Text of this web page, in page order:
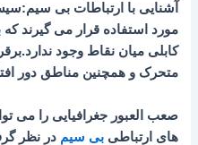
آشنایی با ارتباطات بی
مورد استفاده قرار می گیرند که
کابلی میان نقاط وجود
متحرک و همچنین مناطق دور
صعب العبور جغرافیایی را می
های ارتباطیبی سیم در نظر